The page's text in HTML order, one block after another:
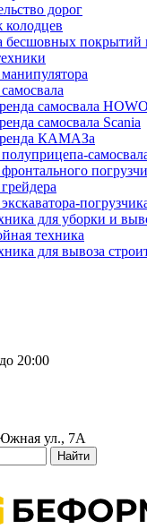
дорог
бесшовных покрытий
самосвала HOWO
самосвала Scania
КАМАЗа
для уборки и
техника
для вывоза
20:00
ул., 7А